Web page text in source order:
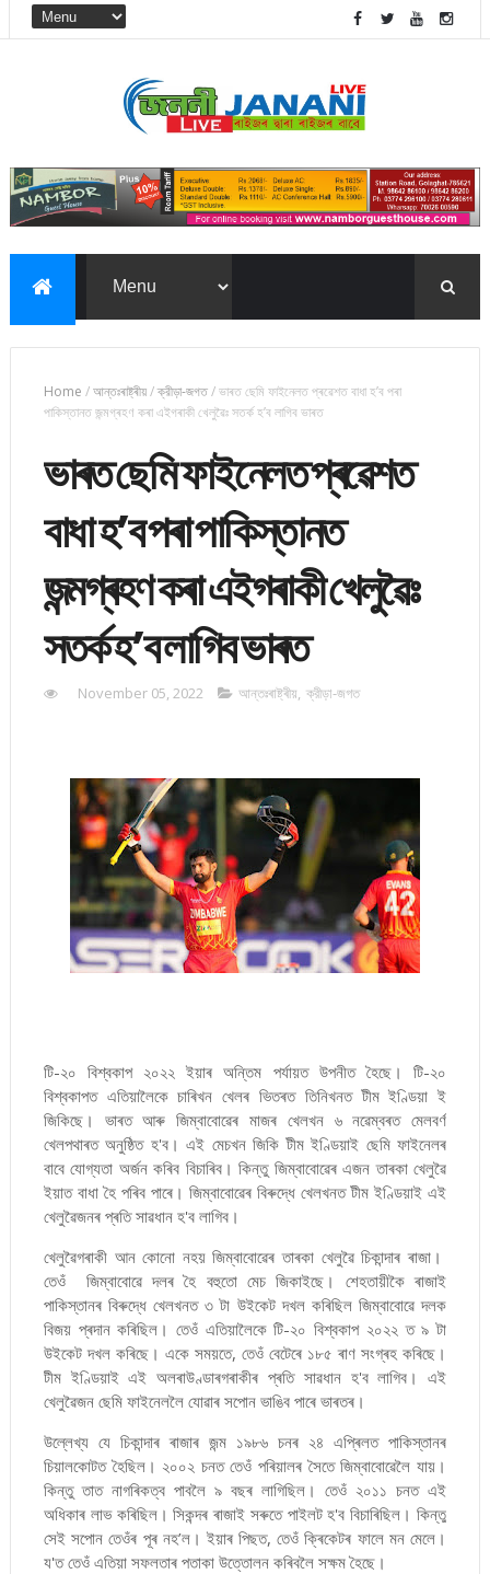
Home /আন্তঃৰাষ্ট্ৰীয়/ক্রীড়া-জগত/ভাৰত ছেমি ফাইনেলত প্ৰৱেশত বাধা হ’ব পৰা
পাকিস্তানত জন্মগ্ৰহণ কৰা এইগৰাকী খেলুৱৈঃ সতৰ্ক হ’ব লাগিব ভাৰত
ভাৰত ছেমি ফাইনেলত প্ৰৱেশত
বাধা হ’ব পৰা পাকিস্তানত
জন্মগ্ৰহণ কৰা এইগৰাকী খেলুৱৈঃ
সতৰ্ক হ’ব লাগিব ভাৰত
November 05, 2022 আন্তঃৰাষ্ট্ৰীয় ক্রীড়া-জগত
টি-২০ বিশ্বকাপ ২০২২ ইয়াৰ অন্তিম পৰ্যায়ত উপনীত হৈছে। টি-২০
বিশ্বকাপত এতিয়ালৈকে চাৰিখন খেলৰ ভিতৰত তিনিখনত টীম ইণ্ডিয়া ই
জিকিছে। ভাৰত আৰু জিম্বাবোৱেৰ মাজৰ খেলখন ৬ নৱেম্বৰত মেলবৰ্ণ
খেলপথাৰত অনুষ্ঠিত হ'ব। এই মেচখন জিকি টীম ইণ্ডিয়াই ছেমি ফাইনেলৰ
বাবে যোগ্যতা অৰ্জন কৰিব বিচাৰিব। কিন্তু জিম্বাবোৱেৰ এজন তাৰকা খেলুৱৈ
ইয়াত বাধা হৈ পৰিব পাৰে। জিম্বাবোৱেৰ বিৰুদ্ধে খেলখনত টীম ইণ্ডিয়াই এই
খেলুৱৈজনৰ প্ৰতি সাৱধান হ'ব লাগিব।
খেলুৱৈগৰাকী আন কোনো নহয় জিম্বাবোৱেৰ তাৰকা খেলুৱৈ চিকান্দাৰ ৰাজা।
তেওঁ জিম্বাবোৱে দলৰ হৈ বহুতো মেচ জিকাইছে। শেহতায়ীকৈ ৰাজাই
পাকিস্তানৰ বিৰুদ্ধে খেলখনত ৩ টা উইকেট দখল কৰিছিল জিম্বাবোৱে দলক
বিজয় প্ৰদান কৰিছিল। তেওঁ এতিয়ালৈকে টি-২০ বিশ্বকাপ ২০২২ ত ৯ টা
উইকেট দখল কৰিছে। একে সময়তে, তেওঁ বেটেৰে ১৮৫ ৰাণ সংগ্ৰহ কৰিছে।
টীম ইণ্ডিয়াই এই অলৰাউণ্ডাৰগৰাকীৰ প্ৰতি সাৱধান হ'ব লাগিব। এই
খেলুৱৈজন ছেমি ফাইনেললৈ যোৱাৰ সপোন ভাঙিব পাৰে ভাৰতৰ।
উল্লেখ্য যে চিকান্দাৰ ৰাজাৰ জন্ম ১৯৮৬ চনৰ ২৪ এপ্ৰিলত পাকিস্তানৰ
চিয়ালকোটত হৈছিল। ২০০২ চনত তেওঁ পৰিয়ালৰ সৈতে জিম্বাবোৱেলৈ যায়।
কিন্তু তাত নাগৰিকত্ব পাবলৈ ৯ বছৰ লাগিছিল। তেওঁ ২০১১ চনত এই
অধিকাৰ লাভ কৰিছিল। সিকন্দৰ ৰাজাই সৰুতে পাইলট হ'ব বিচাৰিছিল। কিন্তু
সেই সপোন তেওঁৰ পূৰ নহ’ল। ইয়াৰ পিছত, তেওঁ ক্ৰিকেটৰ ফালে মন মেলে।
য'ত তেওঁ এতিয়া সফলতাৰ পতাকা উত্তোলন কৰিবলৈ সক্ষম হৈছে।